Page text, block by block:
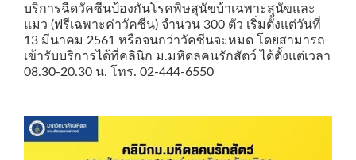
บริการฉีดวัคซีนป้องกันโรคพิษสุนัขบ้าเฉพาะสุนัขและ
แมว (ฟรีเฉพาะค่าวัคซีน) จำนวน 300 ตัว เริ่มตั้งแต่วันที่
13 มีนาคม 2561 หรือจนกว่าวัคซีนจะหมด โดยสามารถ
เข้ารับบริการได้ที่คลินิก ม.มหิดลคนรักสัตว์ ได้ตั้งแต่เวลา
08.30-20.30 น. โทร. 02-444-6550